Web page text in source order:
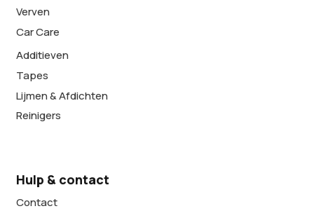
Verven
Car Care
Additieven
Tapes
Lijmen & Afdichten
Reinigers
Hulp & contact
Contact